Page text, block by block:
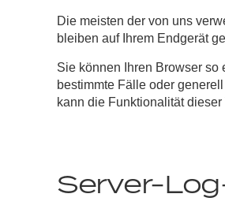
Die meisten der von uns
bleiben auf Ihrem Endgerät
Sie können Ihren Browser
bestimmte Fälle oder
kann die Funktionalität
Server-